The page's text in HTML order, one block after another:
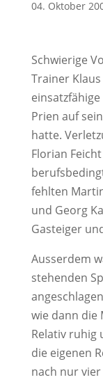
04. Oktober
Schwierige
Trainer
Prien auf
hatte.
Florian
fehlten
und Georg
Gasteiger
Ausserdem
stehenden
wie dann die
Relativ ruhig
die eigenen
nach nur